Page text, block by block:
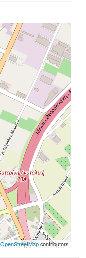
OpenStreetMapcontributors